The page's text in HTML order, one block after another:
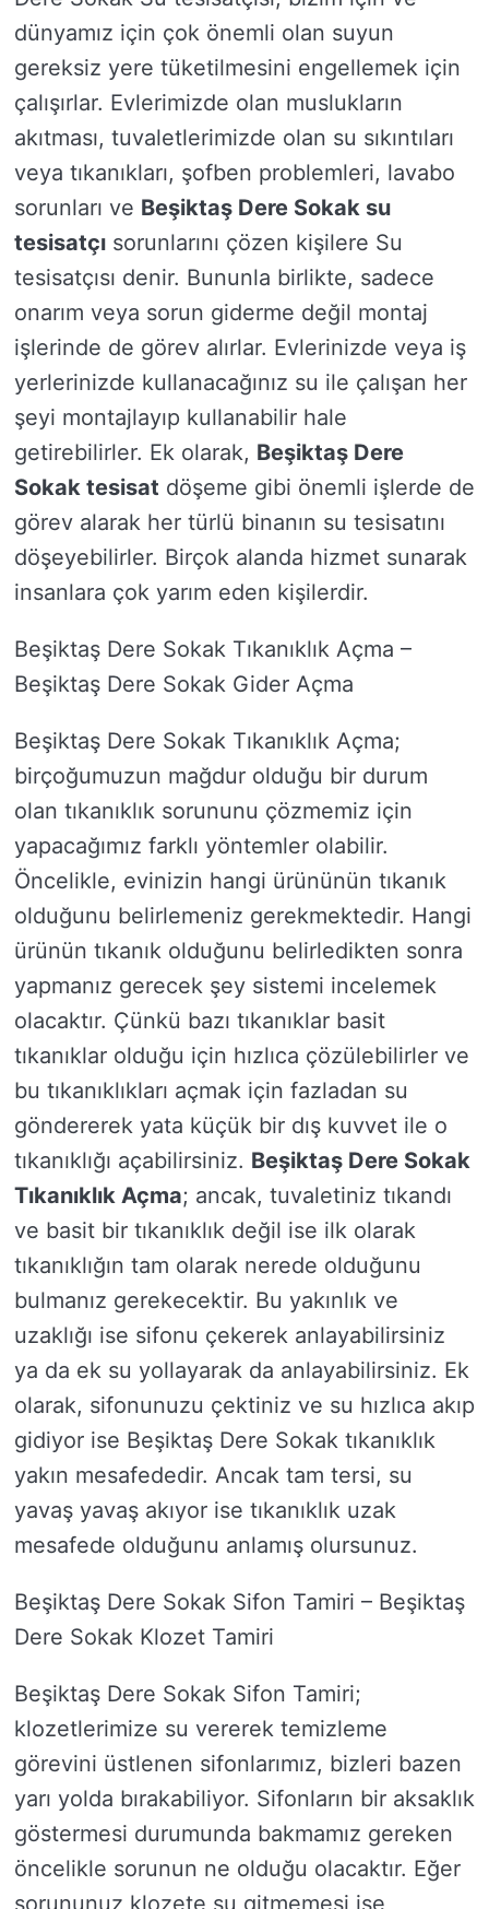
dünyamız için çok önemli olan suyun
gereksiz yere tüketilmesini engellemek için
çalışırlar. Evlerimizde olan muslukların
akıtması, tuvaletlerimizde olan su sıkıntıları
veya tıkanıkları, şofben problemleri, lavabo
sorunları ve Beşiktaş Dere Sokak su
tesisatçı sorunlarını çözen kişilere Su
tesisatçısı denir. Bununla birlikte, sadece
onarım veya sorun giderme değil montaj
işlerinde de görev alırlar. Evlerinizde veya iş
yerlerinizde kullanacağınız su ile çalışan her
şeyi montajlayıp kullanabilir hale
getirebilirler. Ek olarak, Beşiktaş Dere
Sokak tesisat döşeme gibi önemli işlerde de
görev alarak her türlü binanın su tesisatını
döşeyebilirler. Birçok alanda hizmet sunarak
insanlara çok yarım eden kişilerdir.
Beşiktaş Dere Sokak Tıkanıklık Açma –
Beşiktaş Dere Sokak Gider Açma
Beşiktaş Dere Sokak Tıkanıklık Açma;
birçoğumuzun mağdur olduğu bir durum
olan tıkanıklık sorununu çözmemiz için
yapacağımız farklı yöntemler olabilir.
Öncelikle, evinizin hangi ürününün tıkanık
olduğunu belirlemeniz gerekmektedir. Hangi
ürünün tıkanık olduğunu belirledikten sonra
yapmanız gerecek şey sistemi incelemek
olacaktır. Çünkü bazı tıkanıklar basit
tıkanıklar olduğu için hızlıca çözülebilirler ve
bu tıkanıklıkları açmak için fazladan su
göndererek yata küçük bir dış kuvvet ile o
tıkanıklığı açabilirsiniz. Beşiktaş Dere Sokak
Tıkanıklık Açma; ancak, tuvaletiniz tıkandı
ve basit bir tıkanıklık değil ise ilk olarak
tıkanıklığın tam olarak nerede olduğunu
bulmanız gerekecektir. Bu yakınlık ve
uzaklığı ise sifonu çekerek anlayabilirsiniz
ya da ek su yollayarak da anlayabilirsiniz. Ek
olarak, sifonunuzu çektiniz ve su hızlıca akıp
gidiyor ise Beşiktaş Dere Sokak tıkanıklık
yakın mesafededir. Ancak tam tersi, su
yavaş yavaş akıyor ise tıkanıklık uzak
mesafede olduğunu anlamış olursunuz.
Beşiktaş Dere Sokak Sifon Tamiri – Beşiktaş
Dere Sokak Klozet Tamiri
Beşiktaş Dere Sokak Sifon Tamiri;
klozetlerimize su vererek temizleme
görevini üstlenen sifonlarımız, bizleri bazen
yarı yolda bırakabiliyor. Sifonların bir aksaklık
göstermesi durumunda bakmamız gereken
öncelikle sorunun ne olduğu olacaktır. Eğer
sorununuz klozete su gitmemesi ise